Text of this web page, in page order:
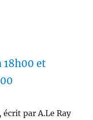
18h00 et
, écrit par A.Le Ray